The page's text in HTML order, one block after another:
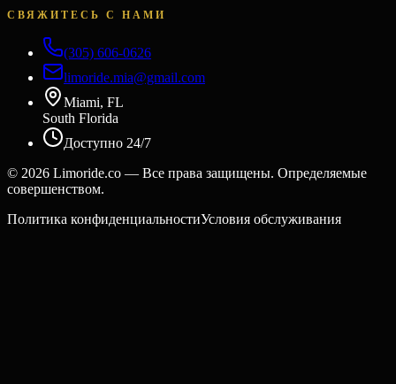
СВЯЖИТЕСЬ С НАМИ
(305) 606-0626
limoride.mia@gmail.com
Miami, FL
South Florida
Доступно 24/7
© 2026 Limoride.co — Все права защищены. Определяемые
совершенством.
Политика конфиденциальностиУсловия обслуживания